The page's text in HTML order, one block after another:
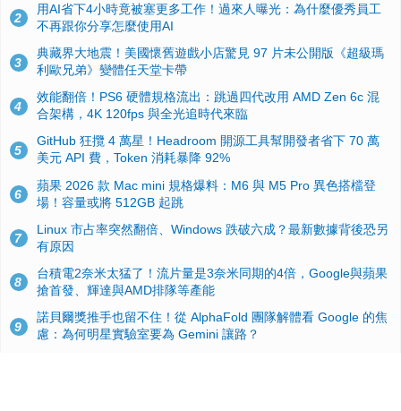
2
用AI省下4小時竟被塞更多工作！過來人曝光：為什麼優秀員工
不再跟你分享怎麼使用AI
3
典藏界大地震！美國懷舊遊戲小店驚見 97 片未公開版《超級瑪
利歐兄弟》變體任天堂卡帶
4
效能翻倍！PS6 硬體規格流出：跳過四代改用 AMD Zen 6c 混
合架構，4K 120fps 與全光追時代來臨
5
GitHub 狂攬 4 萬星！Headroom 開源工具幫開發者省下 70 萬
美元 API 費，Token 消耗暴降 92%
6
蘋果 2026 款 Mac mini 規格爆料：M6 與 M5 Pro 異色搭檔登
場！容量或將 512GB 起跳
7
Linux 市占率突然翻倍、Windows 跌破六成？最新數據背後恐另
有原因
8
台積電2奈米太猛了！流片量是3奈米同期的4倍，Google與蘋果
搶首發、輝達與AMD排隊等產能
9
諾貝爾獎推手也留不住！從 AlphaFold 團隊解體看 Google 的焦
慮：為何明星實驗室要為 Gemini 讓路？